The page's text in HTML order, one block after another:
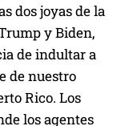
dos joyas de la
y Biden,
de indultar a
de nuestro
Rico. Los
los agentes